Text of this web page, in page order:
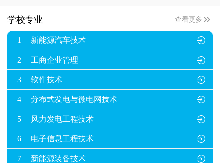
学校专业 查看更多

1 新能源汽车技术

2 工商企业管理

3 软件技术

4 分布式发电与微电网技术

5 风力发电工程技术

6 电子信息工程技术

7 新能源装备技术